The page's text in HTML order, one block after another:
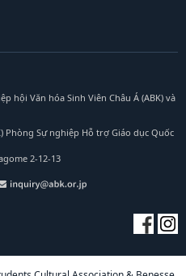
hội Văn hóa Sinh Viên Châu Á (ABK) và
Phòng Sự nghiệp Hỗ trợ Giáo dục Quốc
2-12-13